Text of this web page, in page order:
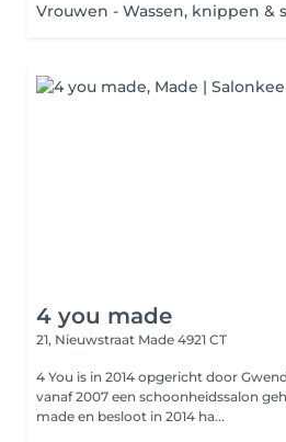
Vrouwen - Wassen, knippen &
4 you made
21, Nieuwstraat Made 4921 CT
4 You is in 2014 opgericht door Gwenda
vanaf 2007 een schoonheidssalon
made en besloot in 2014 ha...